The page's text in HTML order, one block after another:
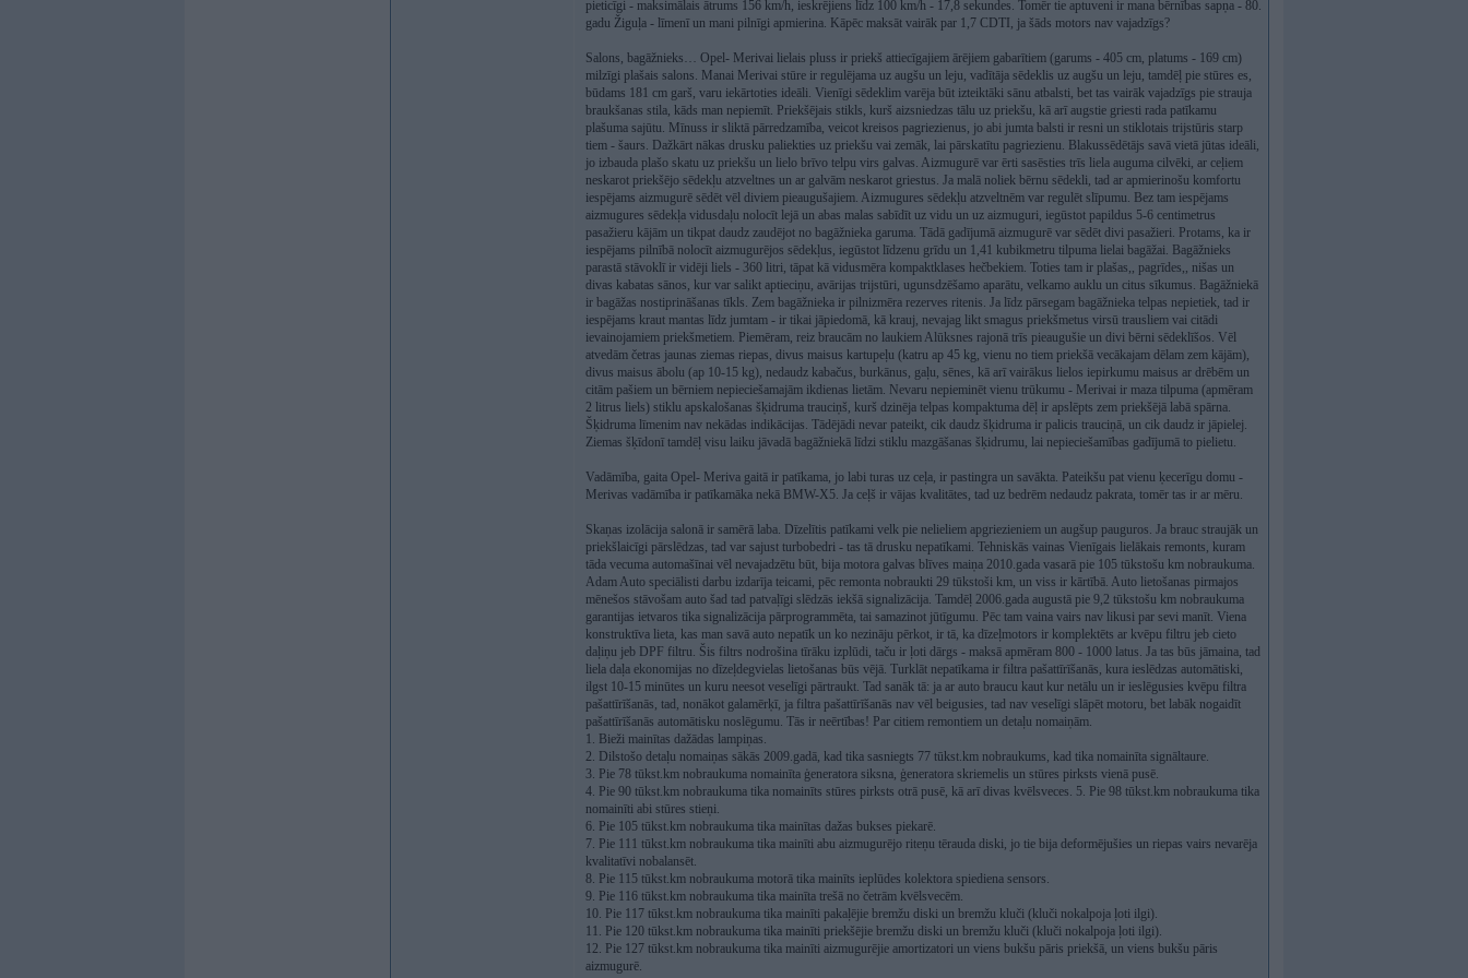
pieticīgi - maksimālais ātrums 156 km/h, ieskrējiens līdz 100 km/h - 17,8 sekundes. Tomēr tie aptuveni ir mana bērnības sapņa - 80.
gadu Žiguļa - līmenī un mani pilnīgi apmierina. Kāpēc maksāt vairāk par 1,7 CDTI, ja šāds motors nav vajadzīgs?
Salons, bagāžnieks… Opel- Merivai lielais pluss ir priekš attiecīgajiem ārējiem gabarītiem (garums - 405 cm, platums - 169 cm)
milzīgi plašais salons. Manai Merivai stūre ir regulējama uz augšu un leju, vadītāja sēdeklis uz augšu un leju, tamdēļ pie stūres es,
būdams 181 cm garš, varu iekārtoties ideāli. Vienīgi sēdeklim varēja būt izteiktāki sānu atbalsti, bet tas vairāk vajadzīgs pie strauja
braukšanas stila, kāds man nepiemīt. Priekšējais stikls, kurš aizsniedzas tālu uz priekšu, kā arī augstie griesti rada patīkamu
plašuma sajūtu. Mīnuss ir sliktā pārredzamība, veicot kreisos pagriezienus, jo abi jumta balsti ir resni un stiklotais trijstūris starp
tiem - šaurs. Dažkārt nākas drusku paliekties uz priekšu vai zemāk, lai pārskatītu pagriezienu. Blakussēdētājs savā vietā jūtas ideāli,
jo izbauda plašo skatu uz priekšu un lielo brīvo telpu virs galvas. Aizmugurē var ērti sasēsties trīs liela auguma cilvēki, ar ceļiem
neskarot priekšējo sēdekļu atzveltnes un ar galvām neskarot griestus. Ja malā noliek bērnu sēdekli, tad ar apmierinošu komfortu
iespējams aizmugurē sēdēt vēl diviem pieaugušajiem. Aizmugures sēdekļu atzveltnēm var regulēt slīpumu. Bez tam iespējams
aizmugures sēdekļa vidusdaļu nolocīt lejā un abas malas sabīdīt uz vidu un uz aizmuguri, iegūstot papildus 5-6 centimetrus
pasažieru kājām un tikpat daudz zaudējot no bagāžnieka garuma. Tādā gadījumā aizmugurē var sēdēt divi pasažieri. Protams, ka ir
iespējams pilnībā nolocīt aizmugurējos sēdekļus, iegūstot līdzenu grīdu un 1,41 kubikmetru tilpuma lielai bagāžai. Bagāžnieks
parastā stāvoklī ir vidēji liels - 360 litri, tāpat kā vidusmēra kompaktklases hečbekiem. Toties tam ir plašas,, pagrīdes,, nišas un
divas kabatas sānos, kur var salikt aptieciņu, avārijas trijstūri, ugunsdzēšamo aparātu, velkamo auklu un citus sīkumus. Bagāžniekā
ir bagāžas nostiprināšanas tīkls. Zem bagāžnieka ir pilnizmēra rezerves ritenis. Ja līdz pārsegam bagāžnieka telpas nepietiek, tad ir
iespējams kraut mantas līdz jumtam - ir tikai jāpiedomā, kā krauj, nevajag likt smagus priekšmetus virsū trausliem vai citādi
ievainojamiem priekšmetiem. Piemēram, reiz braucām no laukiem Alūksnes rajonā trīs pieaugušie un divi bērni sēdeklīšos. Vēl
atvedām četras jaunas ziemas riepas, divus maisus kartupeļu (katru ap 45 kg, vienu no tiem priekšā vecākajam dēlam zem kājām),
divus maisus ābolu (ap 10-15 kg), nedaudz kabačus, burkānus, gaļu, sēnes, kā arī vairākus lielos iepirkumu maisus ar drēbēm un
citām pašiem un bērniem nepieciešamajām ikdienas lietām. Nevaru nepieminēt vienu trūkumu - Merivai ir maza tilpuma (apmēram
2 litrus liels) stiklu apskalošanas šķidruma trauciņš, kurš dzinēja telpas kompaktuma dēļ ir apslēpts zem priekšējā labā spārna.
Šķidruma līmenim nav nekādas indikācijas. Tādējādi nevar pateikt, cik daudz šķidruma ir palicis trauciņā, un cik daudz ir jāpielej.
Ziemas šķīdonī tamdēļ visu laiku jāvadā bagāžniekā līdzi stiklu mazgāšanas šķidrumu, lai nepieciešamības gadījumā to pielietu.
Vadāmība, gaita Opel- Meriva gaitā ir patīkama, jo labi turas uz ceļa, ir pastingra un savākta. Pateikšu pat vienu ķecerīgu domu -
Merivas vadāmība ir patīkamāka nekā BMW-X5. Ja ceļš ir vājas kvalitātes, tad uz bedrēm nedaudz pakrata, tomēr tas ir ar mēru.
Skaņas izolācija salonā ir samērā laba. Dīzelītis patīkami velk pie nelieliem apgriezieniem un augšup pauguros. Ja brauc straujāk un
priekšlaicīgi pārslēdzas, tad var sajust turbobedri - tas tā drusku nepatīkami. Tehniskās vainas Vienīgais lielākais remonts, kuram
tāda vecuma automašīnai vēl nevajadzētu būt, bija motora galvas blīves maiņa 2010.gada vasarā pie 105 tūkstošu km nobraukuma.
Adam Auto speciālisti darbu izdarīja teicami, pēc remonta nobraukti 29 tūkstoši km, un viss ir kārtībā. Auto lietošanas pirmajos
mēnešos stāvošam auto šad tad patvaļīgi slēdzās iekšā signalizācija. Tamdēļ 2006.gada augustā pie 9,2 tūkstošu km nobraukuma
garantijas ietvaros tika signalizācija pārprogrammēta, tai samazinot jūtīgumu. Pēc tam vaina vairs nav likusi par sevi manīt. Viena
konstruktīva lieta, kas man savā auto nepatīk un ko nezināju pērkot, ir tā, ka dīzeļmotors ir komplektēts ar kvēpu filtru jeb cieto
daļiņu jeb DPF filtru. Šis filtrs nodrošina tīrāku izplūdi, taču ir ļoti dārgs - maksā apmēram 800 - 1000 latus. Ja tas būs jāmaina, tad
liela daļa ekonomijas no dīzeļdegvielas lietošanas būs vējā. Turklāt nepatīkama ir filtra pašattīrīšanās, kura ieslēdzas automātiski,
ilgst 10-15 minūtes un kuru neesot veselīgi pārtraukt. Tad sanāk tā: ja ar auto braucu kaut kur netālu un ir ieslēgusies kvēpu filtra
pašattīrīšanās, tad, nonākot galamērķī, ja filtra pašattīrīšanās nav vēl beigusies, tad nav veselīgi slāpēt motoru, bet labāk nogaidīt
pašattīrīšanās automātisku noslēgumu. Tās ir neērtības! Par citiem remontiem un detaļu nomaiņām.
1. Bieži mainītas dažādas lampiņas.
2. Dilstošo detaļu nomaiņas sākās 2009.gadā, kad tika sasniegts 77 tūkst.km nobraukums, kad tika nomainīta signāltaure.
3. Pie 78 tūkst.km nobraukuma nomainīta ģeneratora siksna, ģeneratora skriemelis un stūres pirksts vienā pusē.
4. Pie 90 tūkst.km nobraukuma tika nomainīts stūres pirksts otrā pusē, kā arī divas kvēlsveces. 5. Pie 98 tūkst.km nobraukuma tika
nomainīti abi stūres stieņi.
6. Pie 105 tūkst.km nobraukuma tika mainītas dažas bukses piekarē.
7. Pie 111 tūkst.km nobraukuma tika mainīti abu aizmugurējo riteņu tērauda diski, jo tie bija deformējušies un riepas vairs nevarēja
kvalitatīvi nobalansēt.
8. Pie 115 tūkst.km nobraukuma motorā tika mainīts ieplūdes kolektora spiediena sensors.
9. Pie 116 tūkst.km nobraukuma tika mainīta trešā no četrām kvēlsvecēm.
10. Pie 117 tūkst.km nobraukuma tika mainīti pakaļējie bremžu diski un bremžu kluči (kluči nokalpoja ļoti ilgi).
11. Pie 120 tūkst.km nobraukuma tika mainīti priekšējie bremžu diski un bremžu kluči (kluči nokalpoja ļoti ilgi).
12. Pie 127 tūkst.km nobraukuma tika mainīti aizmugurējie amortizatori un viens bukšu pāris priekšā, un viens bukšu pāris
aizmugurē.